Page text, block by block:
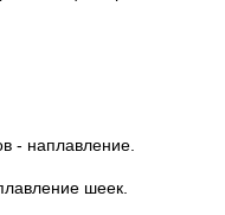
- наплавление.
шеек.